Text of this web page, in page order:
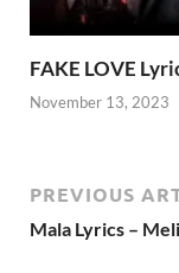
FAKE LOVE
November 13, 2023
PREVIOUS
Mala Lyrics –